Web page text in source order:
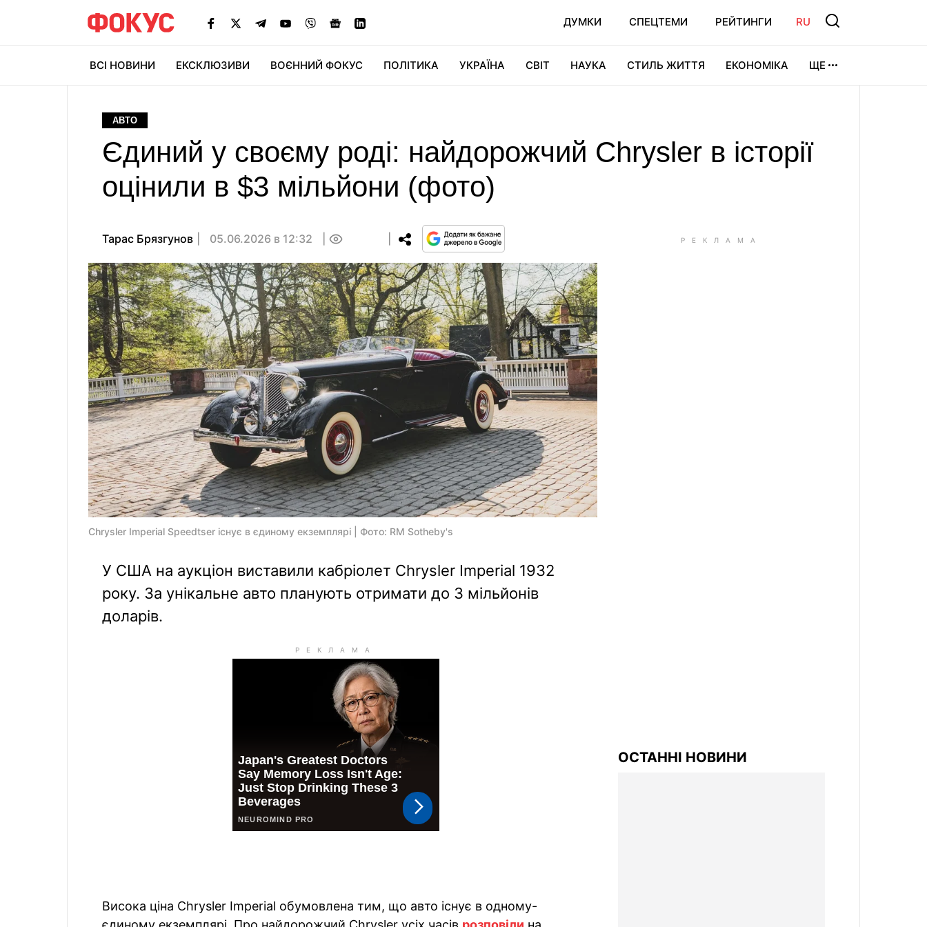
ДУМКИ СПЕЦТЕМИ РЕЙТИНГИ RU
ВСІ НОВИНИ ЕКСКЛЮЗИВИ ВОЄННИЙ ФОКУС ПОЛІТИКА УКРАЇНА СВІТ НАУКА СТИЛЬ ЖИТТЯ ЕКОНОМІКА ЩЕ
АВТО
Єдиний у своєму роді: найдорожчий Chrysler в історії
оцінили в $3 мільйони (фото)
Тарас Брязгунов 05.06.2026 в 12:32
Chrysler Imperial Speedtser існує в єдиному екземплярі | Фото: RM Sotheby's
У США на аукціон виставили кабріолет Chrysler Imperial 1932
року. За унікальне авто планують отримати до 3 мільйонів
доларів.
Висока ціна Chrysler Imperial обумовлена тим, що авто існує в одному-
ОСТАННІ НОВИНИ